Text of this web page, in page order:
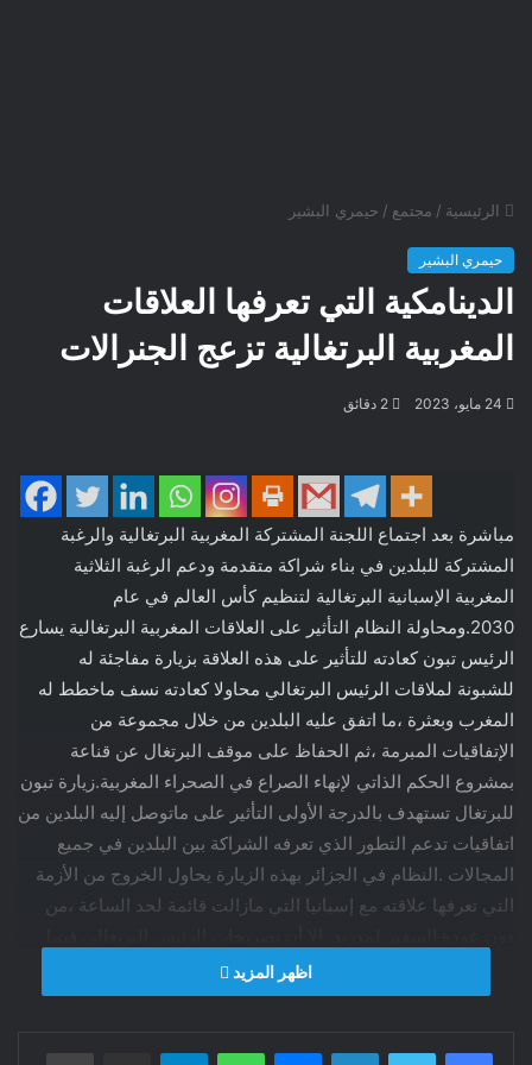
الرئيسية / مجتمع / حيمري البشير
حيمري البشير
الدينامكية التي تعرفها العلاقات
المغربية البرتغالية تزعج الجنرالات
24 مايو، 2023
مباشرة بعد اجتماع اللجنة المشتركة المغربية البرتغالية والرغبة
المشتركة للبلدين في بناء شراكة متقدمة ودعم الرغبة الثلاثية
المغربية الإسبانية البرتغالية لتنظيم كأس العالم في عام
2030.ومحاولة النظام التأثير على العلاقات المغربية البرتغالية يسارع
الرئيس تبون كعادته للتأثير على هذه العلاقة بزيارة مفاجئة له
للشبونة لملاقات الرئيس البرتغالي محاولا كعادته نسف ماخطط له
المغرب وبعثرة ،ما اتفق عليه البلدين من خلال مجموعة من
الإتفاقيات المبرمة ،ثم الحفاظ على موقف البرتغال عن قناعة
بمشروع الحكم الذاتي لإنهاء الصراع في الصحراء المغربية.زيارة تبون
للبرتغال تستهدف بالدرجة الأولى التأثير على ماتوصل إليه البلدين من
اتفاقيات تدعم التطور الذي تعرفه الشراكة بين البلدين في جميع
المجالات .النظام في الجزائر بهذه الزيارة يحاول الخروج من الأزمة
التي تعرفها علاقته مع إسبانيا التي مازالت قائمة لحد الساعة ،من
يخص قضية الصحراء كانت مفاجئة وغير منتظرة لتبون وتؤكد
بالملموس موقف البرتغال الثابت الداعم للقرارات الصادرة في الأمم
المتحدة،ولم يخفي موقفه الداعم لمشروع الحكم الذاتي كخيار بناء
اظهر المزيد
فيسبوك تويتر لينكدإن ماسنجر واتساب تيلقرام مشاركة عبر البريد طباعة